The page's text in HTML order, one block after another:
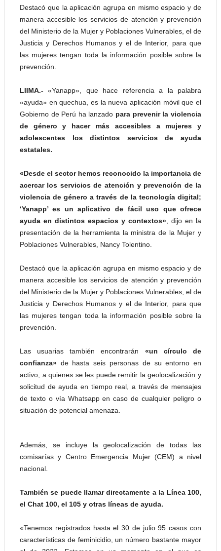
Destacó que la aplicación agrupa en mismo espacio y de
manera accesible los servicios de atención y prevención
del Ministerio de la Mujer y Poblaciones Vulnerables, el de
Justicia y Derechos Humanos y el de Interior, para que
las mujeres tengan toda la información posible sobre la
prevención.
LIIMA.-«Yanapp», que hace referencia a la palabra
«ayuda» en quechua, es la nueva aplicación móvil que el
Gobierno de Perú ha lanzado para prevenir la violencia
de género y hacer más accesibles a mujeres y
adolescentes los distintos servicios de ayuda
estatales.
«Desde el sector hemos reconocido la importancia de
acercar los servicios de atención y prevención de la
violencia de género a través de la tecnología digital;
‘Yanapp’ es un aplicativo de fácil uso que ofrece
ayuda en distintos espacios y contextos», dijo en la
presentación de la herramienta la ministra de la Mujer y
Poblaciones Vulnerables, Nancy Tolentino.
Destacó que la aplicación agrupa en mismo espacio y de
manera accesible los servicios de atención y prevención
del Ministerio de la Mujer y Poblaciones Vulnerables, el de
Justicia y Derechos Humanos y el de Interior, para que
las mujeres tengan toda la información posible sobre la
prevención.
Las usuarias también encontrarán «un círculo de
confianza» de hasta seis personas de su entorno en
activo, a quienes se les puede remitir la geolocalización y
solicitud de ayuda en tiempo real, a través de mensajes
de texto o vía Whatsapp en caso de cualquier peligro o
situación de potencial amenaza.
Además, se incluye la geolocalización de todas las
comisarías y Centro Emergencia Mujer (CEM) a nivel
nacional.
También se puede llamar directamente a la Línea 100,
el Chat 100, el 105 y otras líneas de ayuda.
«Tenemos registrados hasta el 30 de julio 95 casos con
características de feminicidio, un número bastante mayor